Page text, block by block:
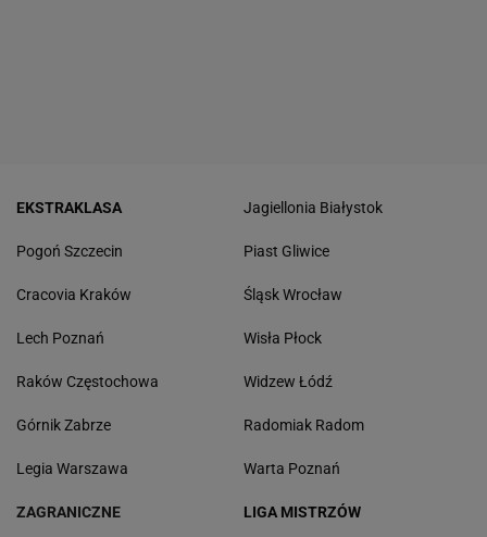
EKSTRAKLASA
Pogoń Szczecin
Cracovia Kraków
Lech Poznań
Raków Częstochowa
Górnik Zabrze
Legia Warszawa
Jagiellonia Białystok
Piast Gliwice
Śląsk Wrocław
Wisła Płock
Widzew Łódź
Radomiak Radom
Warta Poznań
ZAGRANICZNE LIGA MISTRZÓW